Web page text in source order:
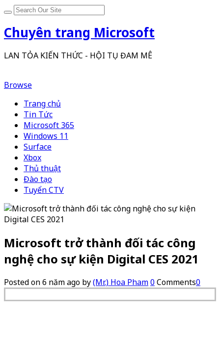
Chuyên trang Microsoft
LAN TỎA KIẾN THỨC - HỘI TỤ ĐAM MÊ
Browse
Trang chủ
Tin Tức
Microsoft 365
Windows 11
Surface
Xbox
Thủ thuật
Đào tạo
Tuyển CTV
Microsoft trở thành đối tác công
nghệ cho sự kiện Digital CES 2021
Posted on6 năm ago by(Mr.) Hoa Pham0Comments0